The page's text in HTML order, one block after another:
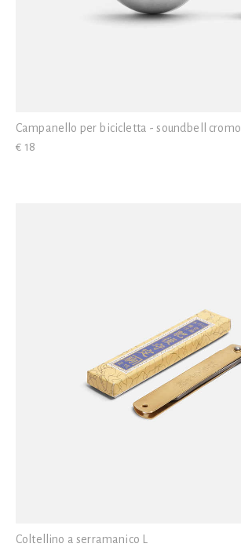
Campanello per bicicletta - soundbell cromo
€ 18
Coltellino a serramanico L